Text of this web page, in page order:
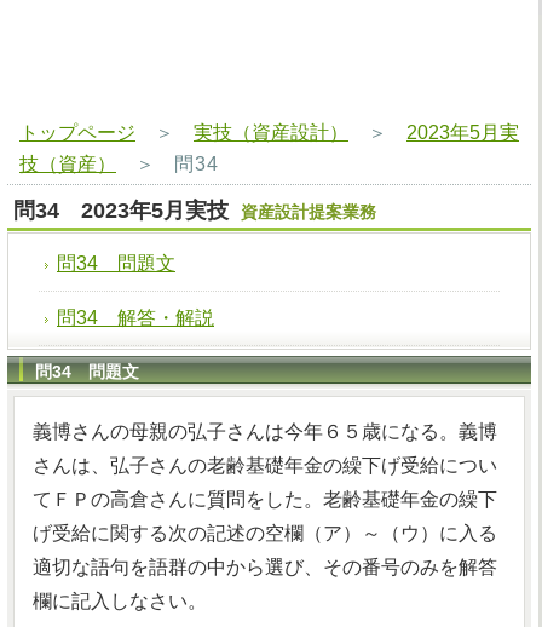
トップページ ＞ 実技（資産設計） ＞ 2023年5月実
技（資産）
＞ 問34
問34 2023年5月実技 資産設計提案業務
問34 問題文
問34 解答・解説
問34 問題文
義博さんの母親の弘子さんは今年６５歳になる。義博
さんは、弘子さんの老齢基礎年金の繰下げ受給につい
てＦＰの高倉さんに質問をした。老齢基礎年金の繰下
げ受給に関する次の記述の空欄（ア）～（ウ）に入る
適切な語句を語群の中から選び、その番号のみを解答
欄に記入しなさい。